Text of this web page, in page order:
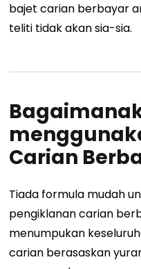
bajet carian berbayar
teliti tidak akan sia-sia.
Carian
Tiada formula mudah
pengiklanan carian
menumpukan
carian berasaskan